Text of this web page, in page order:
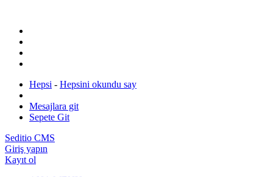
Hepsi - Hepsini okundu say
Mesajlara git
Sepete Git
Seditio CMS
Giriş yapın
Kayıt ol